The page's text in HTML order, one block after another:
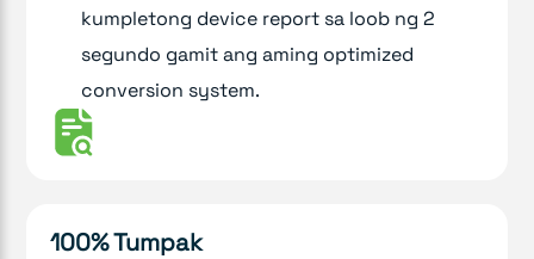
kumpletong device report sa loob ng 2
segundo gamit ang aming optimized
conversion system.
100% Tumpak